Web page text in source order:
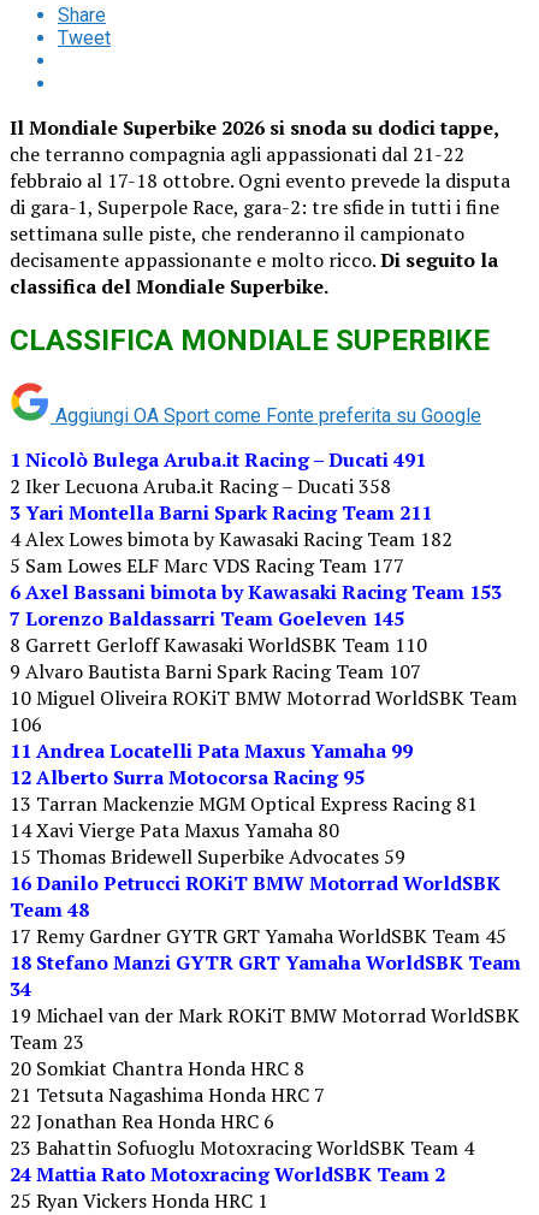
Share
Tweet
Il Mondiale Superbike 2026 si snoda su dodici tappe,
che terranno compagnia agli appassionati dal 21-22
febbraio al 17-18 ottobre. Ogni evento prevede la disputa
di gara-1, Superpole Race, gara-2: tre sfide in tutti i fine
settimana sulle piste, che renderanno il campionato
decisamente appassionante e molto ricco.Di seguito la
classifica del Mondiale Superbike.
CLASSIFICA MONDIALE SUPERBIKE
Aggiungi OA Sport come Fonte preferita su Google
1 Nicolò Bulega Aruba.it Racing – Ducati 491
2 Iker Lecuona Aruba.it Racing – Ducati 358
3 Yari Montella Barni Spark Racing Team 211
4 Alex Lowes bimota by Kawasaki Racing Team 182
5 Sam Lowes ELF Marc VDS Racing Team 177
6 Axel Bassani bimota by Kawasaki Racing Team 153
7 Lorenzo Baldassarri Team Goeleven 145
8 Garrett Gerloff Kawasaki WorldSBK Team 110
9 Alvaro Bautista Barni Spark Racing Team 107
10 Miguel Oliveira ROKiT BMW Motorrad WorldSBK Team
106
11 Andrea Locatelli Pata Maxus Yamaha 99
12 Alberto Surra Motocorsa Racing 95
13 Tarran Mackenzie MGM Optical Express Racing 81
14 Xavi Vierge Pata Maxus Yamaha 80
15 Thomas Bridewell Superbike Advocates 59
16 Danilo Petrucci ROKiT BMW Motorrad WorldSBK
Team 48
17 Remy Gardner GYTR GRT Yamaha WorldSBK Team 45
18 Stefano Manzi GYTR GRT Yamaha WorldSBK Team
34
19 Michael van der Mark ROKiT BMW Motorrad WorldSBK
Team 23
20 Somkiat Chantra Honda HRC 8
21 Tetsuta Nagashima Honda HRC 7
22 Jonathan Rea Honda HRC 6
23 Bahattin Sofuoglu Motoxracing WorldSBK Team 4
24 Mattia Rato Motoxracing WorldSBK Team 2
25 Ryan Vickers Honda HRC 1